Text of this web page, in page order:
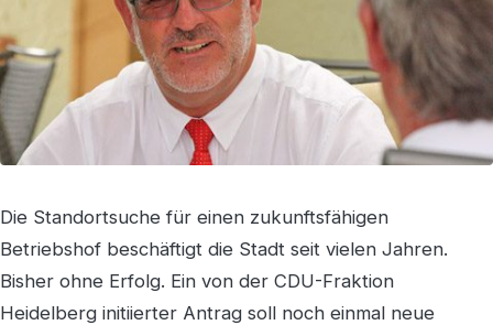
Die Standortsuche für einen zukunftsfähigen
Betriebshof beschäftigt die Stadt seit vielen Jahren.
Bisher ohne Erfolg. Ein von der CDU-Fraktion
Heidelberg initiierter Antrag soll noch einmal neue